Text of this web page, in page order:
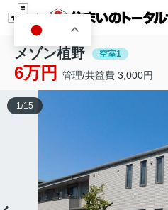
メゾン植野 空室1
6万円 管理/共益費 3,000円
1/15